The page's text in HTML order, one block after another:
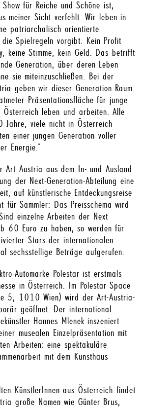
Show für Reiche und Schöne ist,
meiner Sicht verfehlt. Wir leben in
patriarchalisch orientierte
Spielregeln vorgibt. Kein Profit
keine Stimme, kein Geld. Das betrifft
Generation, über deren Leben
sie miteinzuschließen. Bei der
geben wir dieser Generation Raum.
Präsentationsfläche für junge
Österreich leben und arbeiten. Alle
Jahre, viele nicht in Österreich
einer jungen Generation voller
Energie.“
Art Austria aus dem In- und Ausland
der Next-Generation-Abteilung eine
auf künstlerische Entdeckungsreise
für Sammler: Das Preisschema wird
einzelne Arbeiten der Next
60 Euro zu haben, so werden für
Stars der internationalen
sechsstellige Beträge aufgerufen.
Automarke Polestar ist erstmals
in Österreich. Im Polestar Space
5, 1010 Wien) wird der Art-Austria-
geöffnet. Der international
Hannes Mlenek inszeniert
musealen Einzelpräsentation mit
Arbeiten: eine spektakuläre
mit dem Kunsthaus
KünstlerInnen aus Österreich findet
große Namen wie Günter Brus,